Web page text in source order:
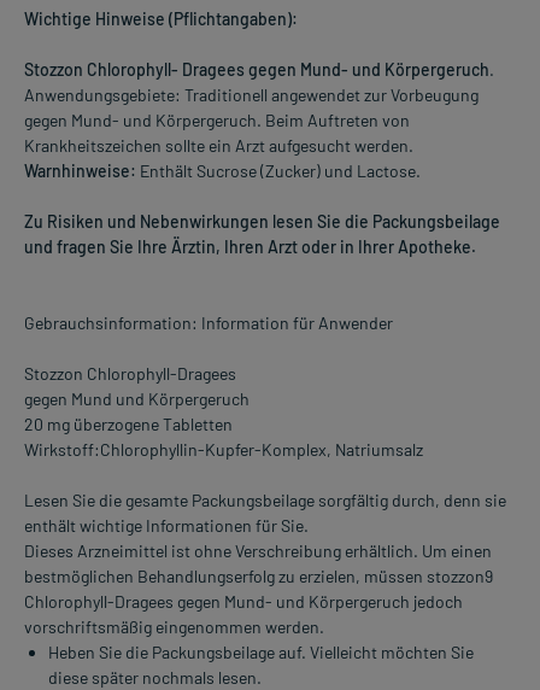
Wichtige Hinweise (Pflichtangaben):
Stozzon Chlorophyll- Dragees gegen Mund- und Körpergeruch.
Anwendungsgebiete: Traditionell angewendet zur Vorbeugung
gegen Mund- und Körpergeruch. Beim Auftreten von
Krankheitszeichen sollte ein Arzt aufgesucht werden.
Warnhinweise: Enthält Sucrose (Zucker) und Lactose.
Zu Risiken und Nebenwirkungen lesen Sie die Packungsbeilage
und fragen Sie Ihre Ärztin, Ihren Arzt oder in Ihrer Apotheke.
Gebrauchsinformation: Information für Anwender
Stozzon Chlorophyll-Dragees
gegen Mund und Körpergeruch
20 mg überzogene Tabletten
Wirkstoff:Chlorophyllin-Kupfer-Komplex, Natriumsalz
Lesen Sie die gesamte Packungsbeilage sorgfältig durch, denn sie
enthält wichtige Informationen für Sie.
Dieses Arzneimittel ist ohne Verschreibung erhältlich. Um einen
bestmöglichen Behandlungserfolg zu erzielen, müssen stozzon9
Chlorophyll-Dragees gegen Mund- und Körpergeruch jedoch
vorschriftsmäßig eingenommen werden.
Heben Sie die Packungsbeilage auf. Vielleicht möchten Sie
diese später nochmals lesen.